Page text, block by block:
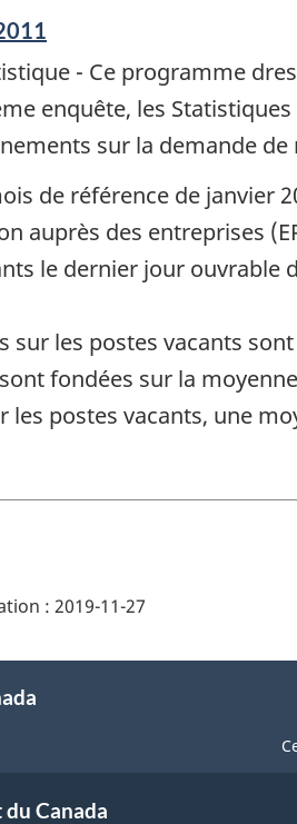
- Ce programme
enquête, les
sur la demande
de référence de janvier
auprès des entreprises
le dernier jour ouvrable
sur les postes vacants
fondées sur la
les postes vacants, une
: 2019-11-27
Canada